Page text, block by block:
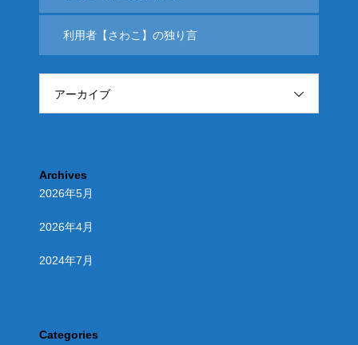
利用者【さわこ】の独り言
アーカイブ
Archives
2026年5月
2026年4月
2024年7月
Categories